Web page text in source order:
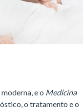
e o Medicina
o tratamento e o